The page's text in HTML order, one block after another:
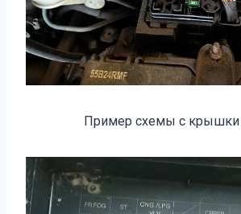
Пример схемы с крышки